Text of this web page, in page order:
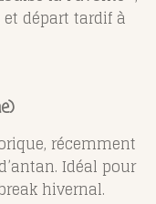
départ tardif à
récemment
Idéal pour
hivernal.